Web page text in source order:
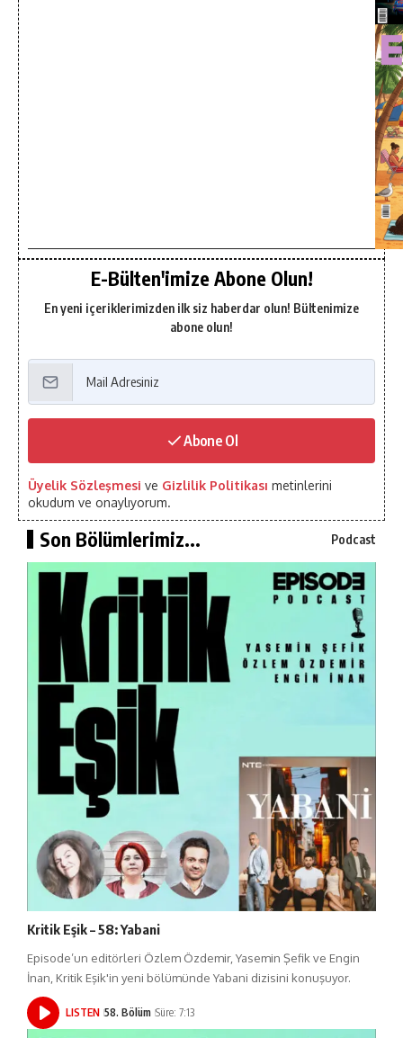
E-Bülten'imize Abone Olun!
En yeni içeriklerimizden ilk siz haberdar olun! Bültenimize
abone olun!
Abone Ol
Üyelik Sözleşmesi ve Gizlilik Politikası metinlerini
okudum ve onaylıyorum.
Son Bölümlerimiz... Podcast
Kritik Eşik – 58: Yabani
Episode’un editörleri Özlem Özdemir, Yasemin Şefik ve Engin
İnan, Kritik Eşik'in yeni bölümünde Yabani dizisini konuşuyor.
LISTEN 58. Bölüm Süre: 7:13